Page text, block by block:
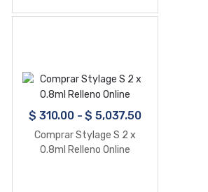
$ 310.00-$ 5,037.50
Comprar Stylage S 2 x
0.8ml Relleno Online